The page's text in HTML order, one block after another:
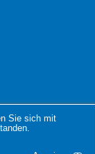
Sie sich mit